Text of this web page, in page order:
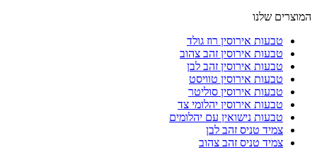
המוצרים שלנו
טבעות אירוסין רוז גולד
טבעות אירוסין זהב צהוב
טבעות אירוסין זהב לבן
טבעות אירוסין טוויסט
טבעות אירוסין סוליטר
טבעות אירוסין יהלומי צד
טבעות נישואין עם יהלומים
צמיד טניס זהב לבן
צמיד טניס זהב צהוב